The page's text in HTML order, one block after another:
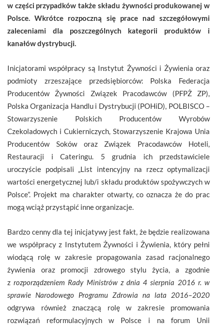
w części przypadków także składu żywności produkowanej w
Polsce. Wkrótce rozpoczną się prace nad szczegółowymi
zaleceniami dla poszczególnych kategorii produktów i
kanałów dystrybucji.
Inicjatorami współpracy są Instytut Żywności i Żywienia oraz
podmioty zrzeszające przedsiębiorców: Polska Federacja
Producentów Żywności Związek Pracodawców (PFPŻ ZP),
Polska Organizacja Handlu i Dystrybucji (POHiD), POLBISCO –
Stowarzyszenie Polskich Producentów Wyrobów
Czekoladowych i Cukierniczych, Stowarzyszenie Krajowa Unia
Producentów Soków oraz Związek Pracodawców Hoteli,
Restauracji i Cateringu. 5 grudnia ich przedstawiciele
uroczyście podpisali „List intencyjny na rzecz optymalizacji
wartości energetycznej lub/i składu produktów spożywczych w
Polsce”. Projekt ma charakter otwarty, co oznacza że do prac
mogą wciąż przystąpić inne organizacje.
Bardzo cenny dla tej inicjatywy jest fakt, że będzie realizowana
we współpracy z Instytutem Żywności i Żywienia, który pełni
wiodącą rolę w zakresie propagowania zasad racjonalnego
żywienia oraz promocji zdrowego stylu życia, a zgodnie
zrozporządzeniem Rady Ministrów z dnia 4 sierpnia 2016 r. w
sprawie Narodowego Programu Zdrowia na lata 2016–2020
odgrywa również znaczącą rolę w zakresie promowania
rozwiązań reformulacyjnych w Polsce i na forum Unii